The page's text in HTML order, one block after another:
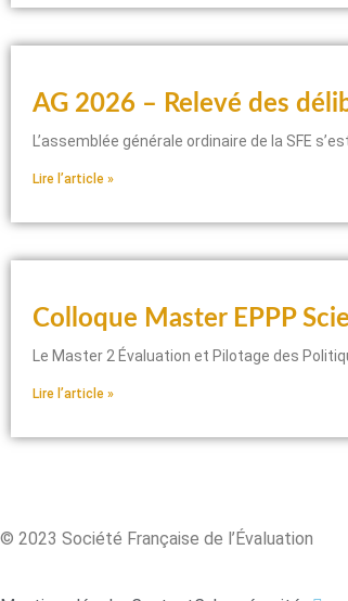
AG 2026 – Relevé des
L’assemblée générale ordinaire de la SFE
Lire l’article »
Colloque Master EPPP
Le Master 2 Évaluation et Pilotage des
Lire l’article »
© 2023 Société Française de l’Évaluation